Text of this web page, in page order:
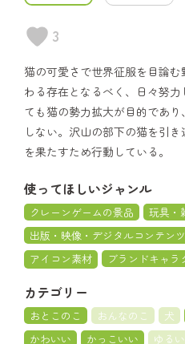
3
猫の可愛さで世界征服を目論
わる存在となるべく、日々努
ても猫の勢力拡大が目的であ
しない。沢山の部下の猫を引
を果たすため行動している。
使ってほしいジャンル
クレーンゲームの景品
玩具・
出版・映像・デジタルコンテンツ
アイコン素材
ブランドキャラ
カテゴリー
おとこのこ おんなのこ 犬
かわいい
かっこいい ゆるい